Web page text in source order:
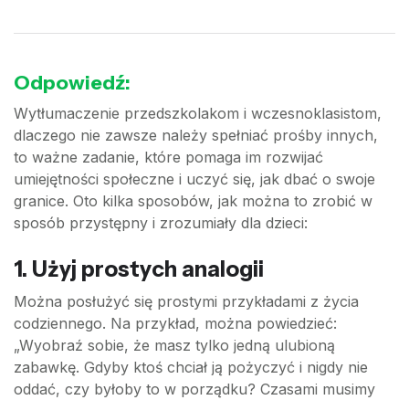
Odpowiedź:
Wytłumaczenie przedszkolakom i wczesnoklasistom,
dlaczego nie zawsze należy spełniać prośby innych,
to ważne zadanie, które pomaga im rozwijać
umiejętności społeczne i uczyć się, jak dbać o swoje
granice. Oto kilka sposobów, jak można to zrobić w
sposób przystępny i zrozumiały dla dzieci:
1. Użyj prostych analogii
Można posłużyć się prostymi przykładami z życia
codziennego. Na przykład, można powiedzieć:
„Wyobraź sobie, że masz tylko jedną ulubioną
zabawkę. Gdyby ktoś chciał ją pożyczyć i nigdy nie
oddać, czy byłoby to w porządku? Czasami musimy